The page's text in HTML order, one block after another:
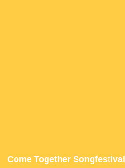
Come Together Songfestival